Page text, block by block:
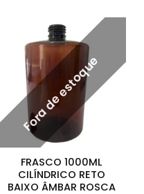
Fora de estoque
FRASCO 1000ML
CILÍNDRICO RETO
BAIXO ÂMBAR ROSCA